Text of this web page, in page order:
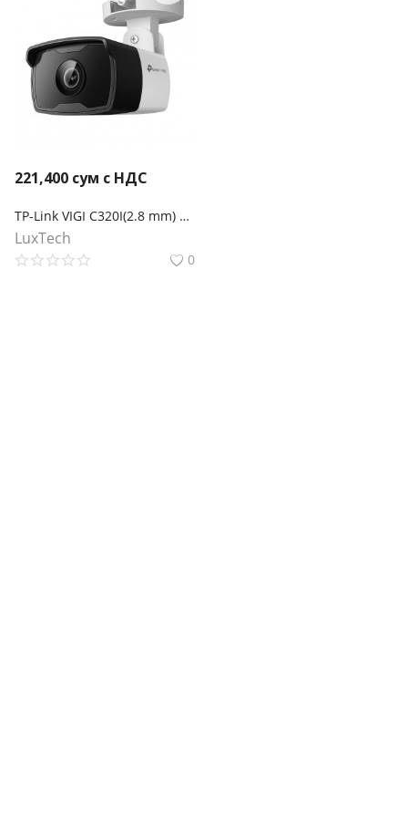
221,400 сум с НДС
TP-Link VIGI C320I(2.8 mm) Уличная цилиндрическая камера 2 Мп с ИК‑подсветкой
LuxTech
0